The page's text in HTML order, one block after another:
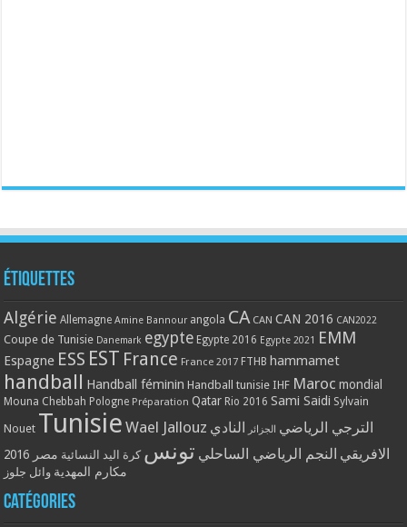
Étiquettes
Algérie Allemagne Amine Bannour angola CA CAN CAN 2016 CAN2022
Coupe de Tunisie Danemark egypte Egypte 2016 Egypte 2021 EMM
Espagne ESS EST France France 2017 FTHB hammamet
handball Handball féminin Handball tunisie IHF Maroc mondial
Mouna Chebbah Pologne Préparation Qatar Rio 2016 Sami Saidi Sylvain
Nouet Tunisie Wael Jallouz الترجي الرياضي الجزائر النادي
الافريقي النجم الرياضي الساحلي تونس كرة اليد النسائية مصر 2016
مكارم المهدية وائل جلوز
Catégories